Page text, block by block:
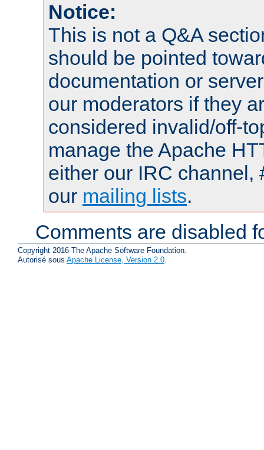
Notice:
This is not a Q&A
should be pointed
documentation or
our moderators if they
considered invalid/off-
manage the Apache
either our IRC channel,
our mailing lists.
Comments are disabled
Copyright 2016 The Apache Software Foundation.
Autorisé sous Apache License, Version 2.0